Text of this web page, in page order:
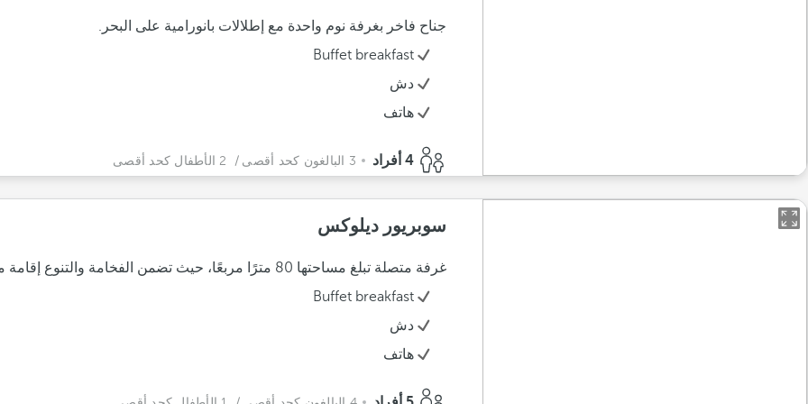
جناح فاخر بغرفة نوم واحدة مع إطلالات بانورامية على البحر.
Buffet breakfast
دش
هاتف
3 البالغون كحد أقصى / 2 الأطفال كحد أقصى
سوبريور ديلوكس
غرفة متصلة تبلغ مساحتها 80 مترًا مربعًا، حيث تضمن الفخامة والتنوع إقامة مثالية.
Buffet breakfast
دش
هاتف